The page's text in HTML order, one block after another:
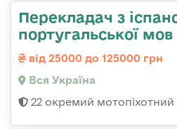
Перекладач з
португальської мов
від 25000 до 125000 грн
Вся Україна
22 окремий